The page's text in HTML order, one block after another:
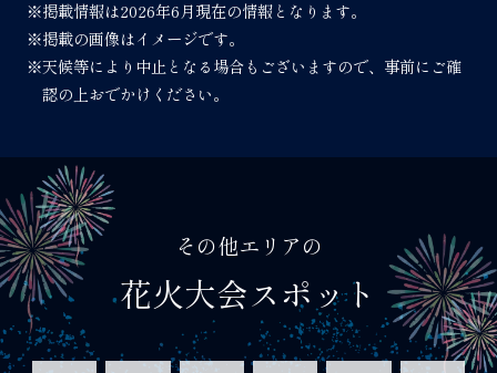
※掲載情報は2026年6月現在の情報となります。
※掲載の画像はイメージです。
※天候等により中止となる場合もございますので、事前にご確
認の上おでかけください。
その他エリアの
花火大会スポット